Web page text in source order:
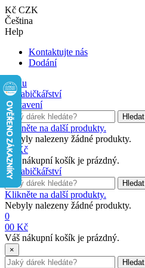
Kč CZK
Čeština
Help
Kontaktujte nás
Dodání
Menu
Nastavení
Hledat
Klikněte na další produkty.
Nebyly nalezeny žádné produkty.
00 Kč
Váš nákupní košík je prázdný.
Hledat
Klikněte na další produkty.
Nebyly nalezeny žádné produkty.
0
00 Kč
Váš nákupní košík je prázdný.
×
Hledat